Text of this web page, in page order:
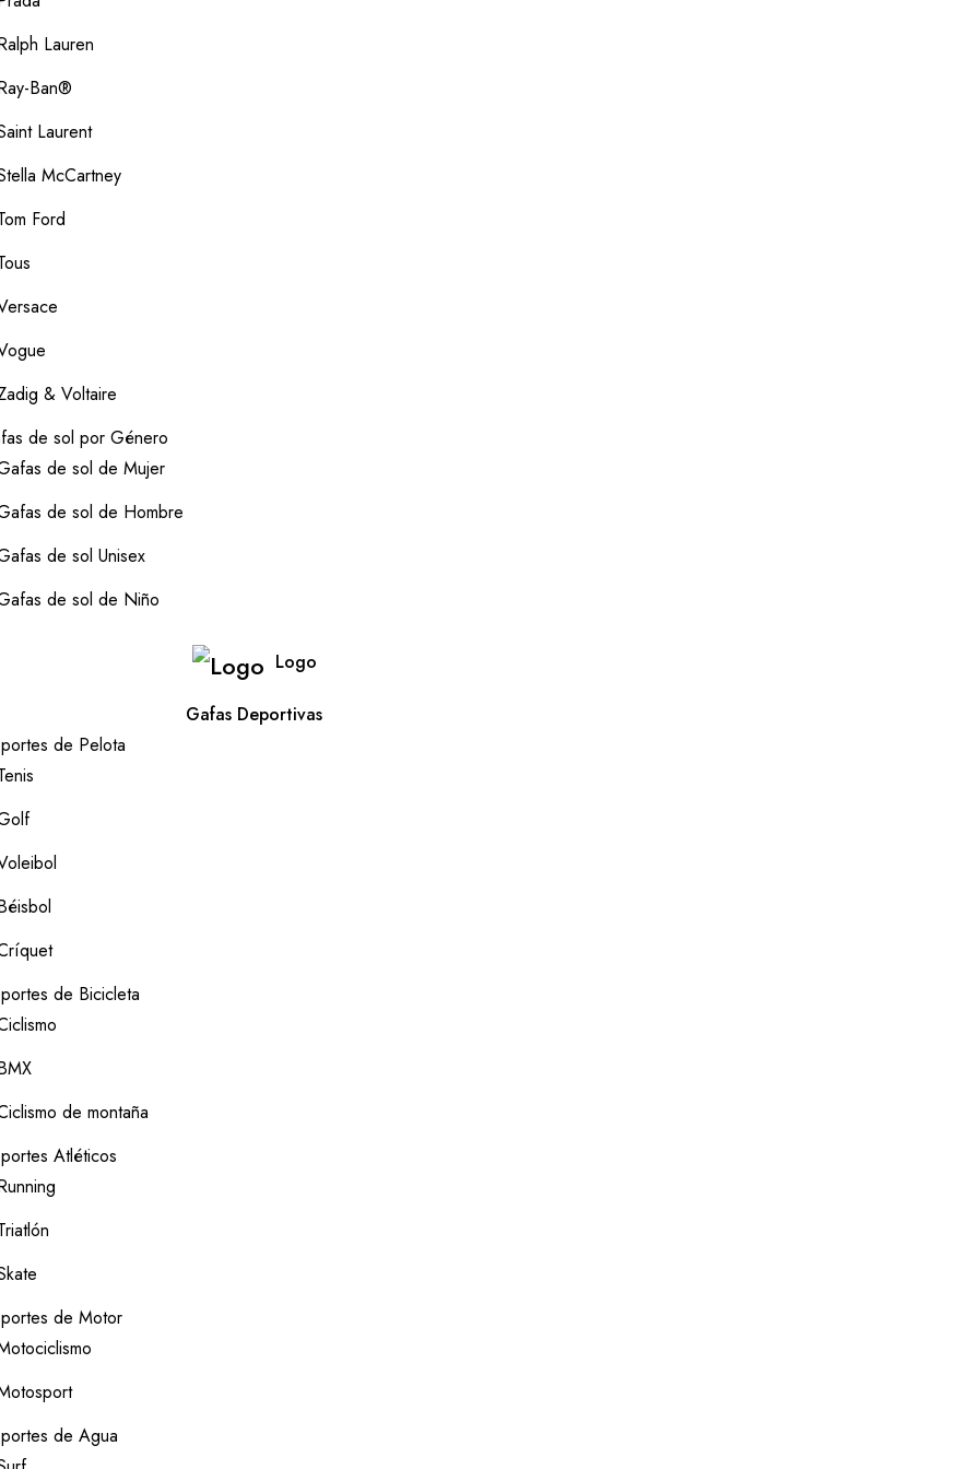
Lauren
Ban®
Laurent
McCartney
Ford
& Voltaire
de sol por Género
de sol de Mujer
de sol de Hombre
de sol Unisex
de sol de Niño
Logo
Gafas Deportivas
de Pelota
de Bicicleta
de montaña
Atléticos
de Motor
de Agua